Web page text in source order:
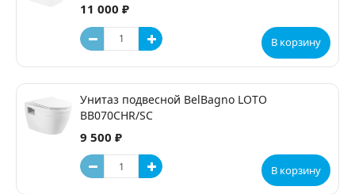
11 000 ₽
В корзину
Унитаз подвесной BelBagno LOTO
BB070CHR/SC
9 500 ₽
В корзину